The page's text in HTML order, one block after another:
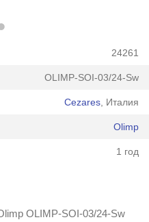
24261
OLIMP-SOI-03/24-Sw
Cezares , Италия
Olimp
1 год
OLIMP-SOI-03/24-Sw